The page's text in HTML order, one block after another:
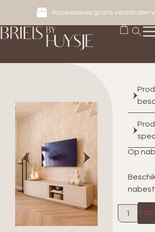
Accessoires gratis verzonden
Op